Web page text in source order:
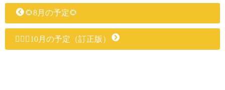
🌻8月の予定🌻
💁🏻‍♀️10月の予定（訂正版）